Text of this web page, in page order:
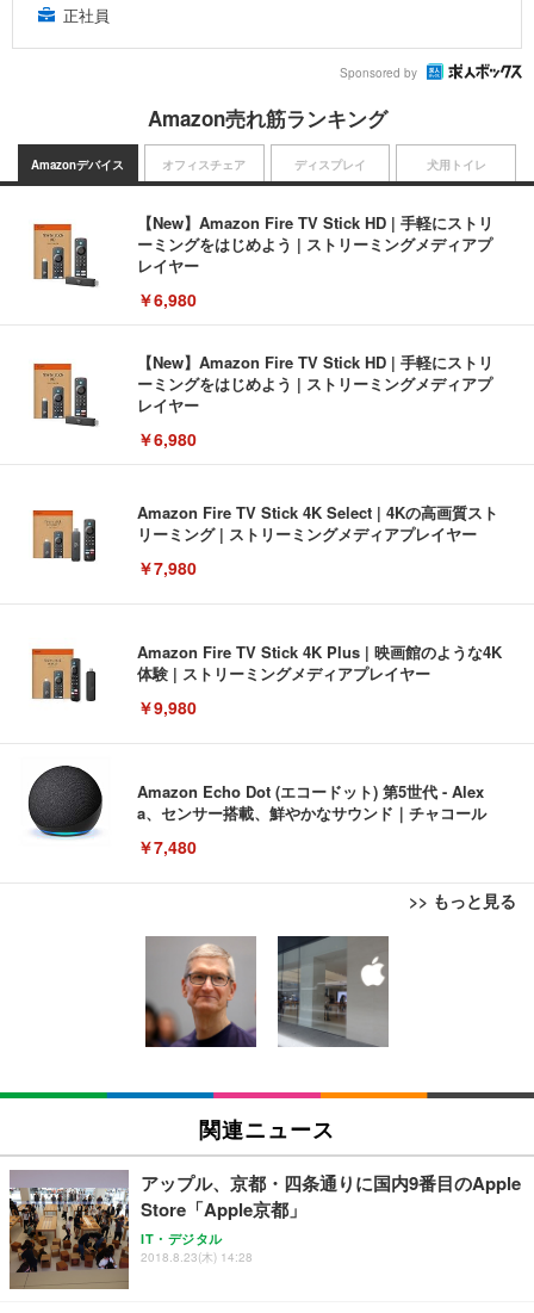
正社員
Sponsored by
Amazon売れ筋ランキング
Amazonデバイス
【New】Amazon Fire TV Stick HD | 手軽にストリ
ーミングをはじめよう | ストリーミングメディアプ
レイヤー
￥6,980
【New】Amazon Fire TV Stick HD | 手軽にストリ
ーミングをはじめよう | ストリーミングメディアプ
レイヤー
￥6,980
Amazon Fire TV Stick 4K Select | 4Kの高画質スト
リーミング | ストリーミングメディアプレイヤー
￥7,980
Amazon Fire TV Stick 4K Plus | 映画館のような4K
体験 | ストリーミングメディアプレイヤー
￥9,980
Amazon Echo Dot (エコードット) 第5世代 - Alex
a、センサー搭載、鮮やかなサウンド｜チャコール
￥7,480
>> もっと見る
オフィスチェア
[EdoErgo] オフィスチェア 椅子 テレワーク 疲れな
い 跳ね上げ式アームレスト コンパクト 約105度ロッ
キング pc 事務椅子 360度回転 座面昇降 強化ナイロ
ン樹脂ベース 通気性メッシュ 在宅ワーク H-WY01
(黒網+黒枠+黒足)
￥5,699
SIHOO B100 オフィスチェア／デスクチェア メッシ
ュチェア 人間工学 疲れない ブラック
￥27,999
Sezlife オフィスチェア デスクチェア 疲れない テレ
ワーク チェア 強化バックレスト 30度ロッキング機
能 人間工学 椅子 腰サポート 90度跳ね上げ式アーム
ディスプレイ
EIZO ビジネス向けプレミアムモニター | FlexScan
EV3240X-WT | 31.5型4K UHD・USB Type-C・ホワ
￥105,595
EIZO ビジネス向けプレミアムモニター | FlexScan
￥109,572
【純正品】27"ゲーミングモニター DualSense 充電
フック付き（CFI-ZDM1J）
犬用トイレ
Amazonベーシック ペットシーツ 薄型 レギュラー 1
回使い捨て 無香料 ホワイト 300枚
￥3,373
Amazonベーシック ペットシーツ 厚型 ワイド 42枚
x2袋(84枚) ホワイト(吸収面:ライトブルー)
￥3,234
ネオ・ルーライフ ネオ・オムツ L 中型犬用 26枚入
り 単品
関連ニュース
アップル、京都・四条通りに国内9番目のApple
Store「Apple京都」
IT・デジタル
2018.8.23(木) 14:28